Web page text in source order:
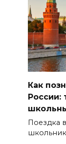
Как
России:
Поездка